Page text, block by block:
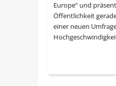
Europe“ und
Öffentlichkeit
einer neuen